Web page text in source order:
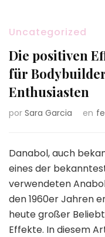
Uncategorized
Die positiven
für
Enthusiasten
por Sara Garcia en
Danabol, auch
eines der
verwendeten
den 1960er Jahren
heute großer
Effekte. In diesem